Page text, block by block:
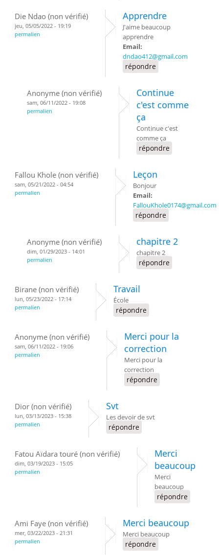
Die Ndao (non vérifié)
jeu, 05/05/2022 - 19:19
permalien
Apprendre
J'aime beaucoup
apprendre
Email:
dndao412@gmail.com
répondre
Anonyme (non vérifié)
sam, 06/11/2022 - 19:08
permalien
Continue
c'est comme
ça
Continue c'est
comme ça
répondre
Fallou Khole (non vérifié)
sam, 05/21/2022 - 04:54
permalien
Leçon
Bonjour
Email:
FallouKhole0174@gmail.com
répondre
Anonyme (non vérifié)
dim, 01/29/2023 - 14:01
permalien
chapitre 2
chapitre 2
répondre
Birane (non vérifié)
lun, 05/23/2022 - 17:14
permalien
Travail
École
répondre
Anonyme (non vérifié)
sam, 06/11/2022 - 19:06
permalien
Merci pour la
correction
Merci pour la
correction
répondre
Dior (non vérifié)
lun, 03/13/2023 - 15:38
permalien
Svt
Les devoir de svt
répondre
Fatou Aïdara touré (non vérifié)
dim, 03/19/2023 - 15:05
permalien
Merci
beaucoup
Merci
beaucoup
répondre
Ami Faye (non vérifié)
mer, 03/22/2023 - 21:31
permalien
Merci beaucoup
Merci beaucoup
répondre